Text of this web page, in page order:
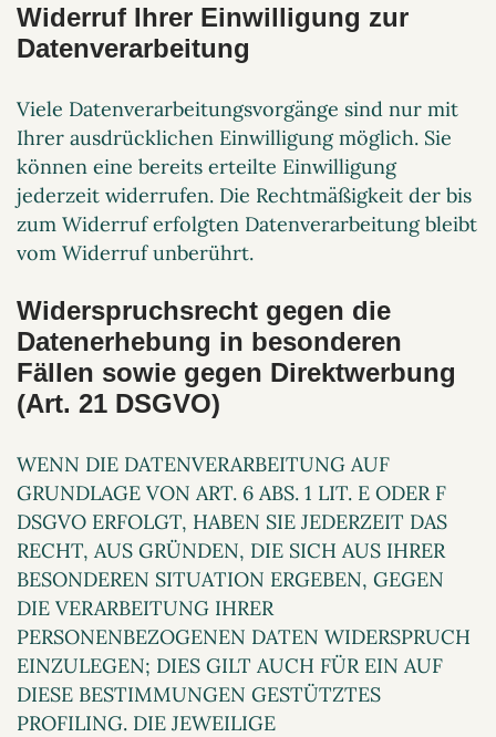
Widerruf Ihrer Einwilligung zur
Datenverarbeitung
Viele Datenverarbeitungsvorgänge sind nur mit
Ihrer ausdrücklichen Einwilligung möglich. Sie
können eine bereits erteilte Einwilligung
jederzeit widerrufen. Die Rechtmäßigkeit der bis
zum Widerruf erfolgten Datenverarbeitung bleibt
vom Widerruf unberührt.
Widerspruchsrecht gegen die
Datenerhebung in besonderen
Fällen sowie gegen Direktwerbung
(Art. 21 DSGVO)
WENN DIE DATENVERARBEITUNG AUF
GRUNDLAGE VON ART. 6 ABS. 1 LIT. E ODER F
DSGVO ERFOLGT, HABEN SIE JEDERZEIT DAS
RECHT, AUS GRÜNDEN, DIE SICH AUS IHRER
BESONDEREN SITUATION ERGEBEN, GEGEN
DIE VERARBEITUNG IHRER
PERSONENBEZOGENEN DATEN WIDERSPRUCH
EINZULEGEN; DIES GILT AUCH FÜR EIN AUF
DIESE BESTIMMUNGEN GESTÜTZTES
PROFILING. DIE JEWEILIGE